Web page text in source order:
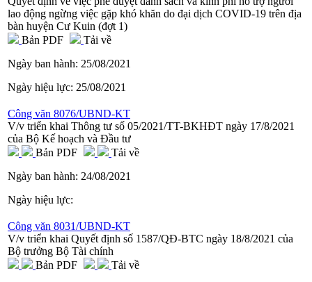
lao động ngừng việc gặp khó khăn do đại dịch COVID-19 trên địa
bàn huyện Cư Kuin (đợt 1)
Bản PDF
Tải về
Ngày ban hành: 25/08/2021
Ngày hiệu lực: 25/08/2021
Công văn 8076/UBND-KT
V/v triển khai Thông tư số 05/2021/TT-BKHĐT ngày 17/8/2021
của Bộ Kế hoạch và Đầu tư
Bản PDF
Tải về
Ngày ban hành: 24/08/2021
Ngày hiệu lực:
Công văn 8031/UBND-KT
V/v triển khai Quyết định số 1587/QĐ-BTC ngày 18/8/2021 của
Bộ trưởng Bộ Tài chính
Bản PDF
Tải về